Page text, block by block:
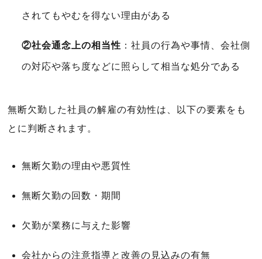
されてもやむを得ない理由がある
②社会通念上の相当性 ：社員の行為や事情、会社側
の対応や落ち度などに照らして相当な処分である
無断欠勤した社員の解雇の有効性は、以下の要素をも
とに判断されます。
無断欠勤の理由や悪質性
無断欠勤の回数・期間
欠勤が業務に与えた影響
会社からの注意指導と改善の見込みの有無